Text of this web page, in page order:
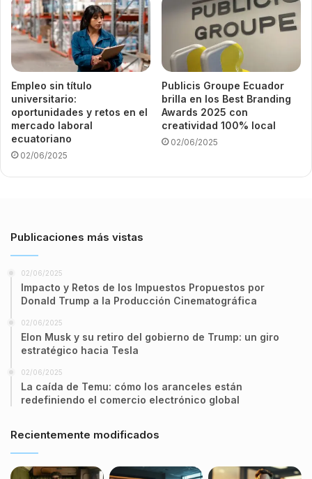
Empleo sin título
universitario:
oportunidades y retos en el
mercado laboral
ecuatoriano
02/06/2025
Publicis Groupe Ecuador
brilla en los Best Branding
Awards 2025 con
creatividad 100% local
02/06/2025
Publicaciones más vistas
02/06/2025
Impacto y Retos de los Impuestos Propuestos por
Donald Trump a la Producción Cinematográfica
02/06/2025
Elon Musk y su retiro del gobierno de Trump: un giro
estratégico hacia Tesla
02/06/2025
La caída de Temu: cómo los aranceles están
redefiniendo el comercio electrónico global
Recientemente modificados